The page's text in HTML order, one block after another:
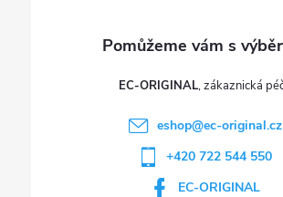
EC-ORIGINAL
eshop@ec-original.cz
+420 722 544 550
EC-ORIGINAL